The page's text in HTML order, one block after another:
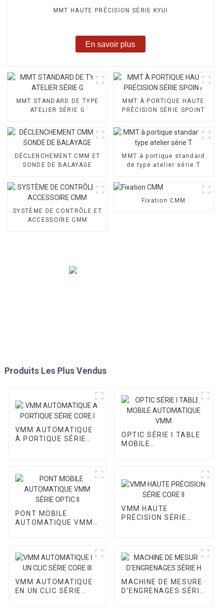
MMT HAUTE PRÉCISION SÉRIE KYUI
En savoir plus
MMT STANDARD DE TYPE
ATELIER SÉRIE G
MMT À PORTIQUE HAUTE
PRÉCISION SÉRIE SPOINT
DÉCLENCHEMENT CMM ET
SONDE DE BALAYAGE
MMT à portique standard
de type atelier série T
SYSTÈME DE CONTRÔLE ET
ACCESSOIRE CMM
Fixation CMM
Produits Les Plus Vendus
VMM AUTOMATIQUE
À PORTIQUE SÉRIE
OPTIC SÉRIE I TABLE
MOBILE
PONT MOBILE
AUTOMATIQUE VMM
VMM HAUTE
PRÉCISION SÉRIE
VMM AUTOMATIQUE
EN UN CLIC SÉRIE
MACHINE DE MESURE
D'ENGRENAGES SÉRIE